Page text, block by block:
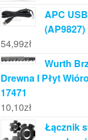
APC
(AP9827)
54,99zł
Wurth
Drewna I Płyt
17471
10,10zł
Łącznik